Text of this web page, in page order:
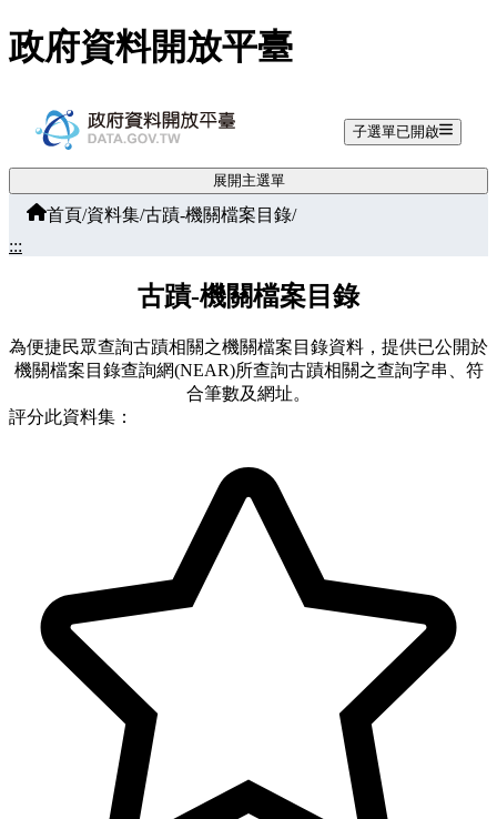
跳至主要內容
政府資料開放平臺
子選單已開啟
展開主選單
首頁/資料集/古蹟-機關檔案目錄/
:::
古蹟-機關檔案目錄
為便捷民眾查詢古蹟相關之機關檔案目錄資料，提供已公開於
機關檔案目錄查詢網(NEAR)所查詢古蹟相關之查詢字串、符
合筆數及網址。
評分此資料集：